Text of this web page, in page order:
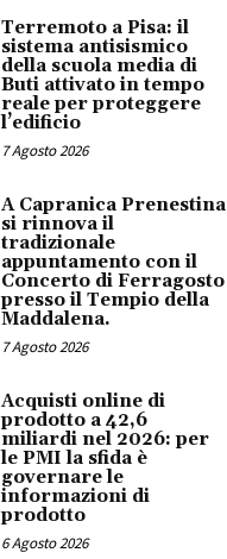
Terremoto a Pisa: il
sistema antisismico
della scuola media di
Buti attivato in tempo
reale per proteggere
l’edificio
7 Agosto 2026
A Capranica Prenestina
si rinnova il
tradizionale
appuntamento con il
Concerto di Ferragosto
presso il Tempio della
Maddalena.
7 Agosto 2026
Acquisti online di
prodotto a 42,6
miliardi nel 2026: per
le PMI la sfida è
governare le
informazioni di
prodotto
6 Agosto 2026